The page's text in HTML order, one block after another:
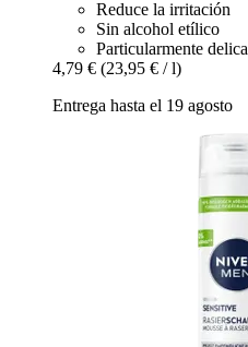
Reduce la irritación
Sin alcohol etílico
Particularmente
4,79 € (23,95 € / l)
Entrega hasta el 19 agosto